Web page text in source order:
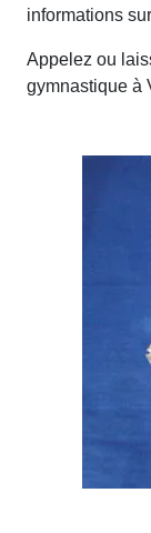
informations
Appelez ou
gymnastique à